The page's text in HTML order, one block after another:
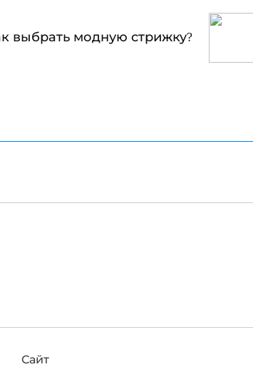
выбрать модную стрижку?
Сайт